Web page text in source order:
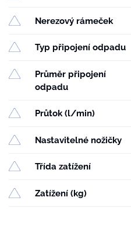
Nerezový rámeček
Typ připojení odpadu
Průměr připojení
odpadu
Průtok (l/min)
Nastavitelné nožičky
Třída zatížení
Zatížení (kg)